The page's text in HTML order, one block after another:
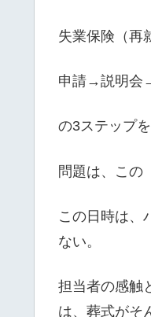
失業保険（再
申請→説明会
の3ステップ
問題は、この
この日時は、
ない。
担当者の感触
は、葬式がそ